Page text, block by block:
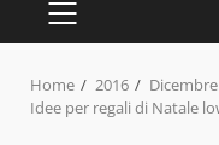
PRIMARY
MENU
Home 2016 Dicembre
Idee per regali di Natale